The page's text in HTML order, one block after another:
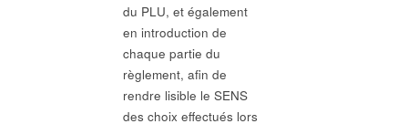
du PLU, et également
en introduction de
chaque partie du
règlement, afin de
rendre lisible le SENS
des choix effectués lors